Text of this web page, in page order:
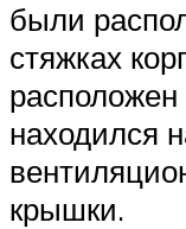
были
стяжках
находился
крышки.